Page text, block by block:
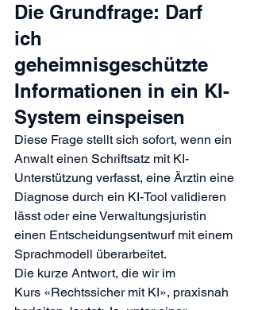
Die Grundfrage: Darf
ich
geheimnisgeschützte
Informationen in ein KI-
System einspeisen
Diese Frage stellt sich sofort, wenn ein
Anwalt einen Schriftsatz mit KI-
Unterstützung verfasst, eine Ärztin eine
Diagnose durch ein KI-Tool validieren
lässt oder eine Verwaltungsjuristin
einen Entscheidungsentwurf mit einem
Sprachmodell überarbeitet.
Die kurze Antwort, die wir im
Kurs «Rechtssicher mit KI», praxisnah